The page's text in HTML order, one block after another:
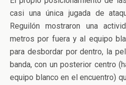
casi una única jugada de
Reguilón mostraron una
metros por fuera y al equipo
para desbordar por dentro, la
banda, con un posterior centro
equipo blanco en el encuentro)